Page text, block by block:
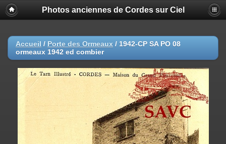
Photos anciennes de Cordes sur Ciel
Accueil / Porte des Ormeaux / 1942-CP SA PO 08
ormeaux 1942 ed combier